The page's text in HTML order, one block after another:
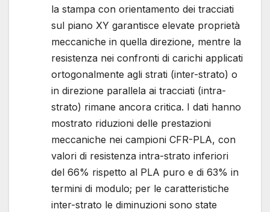
la stampa con orientamento dei tracciati
sul piano XY garantisce elevate proprietà
meccaniche in quella direzione, mentre la
resistenza nei confronti di carichi applicati
ortogonalmente agli strati (inter-strato) o
in direzione parallela ai tracciati (intra-
strato) rimane ancora critica. I dati hanno
mostrato riduzioni delle prestazioni
meccaniche nei campioni CFR-PLA, con
valori di resistenza intra-strato inferiori
del 66% rispetto al PLA puro e di 63% in
termini di modulo; per le caratteristiche
inter-strato le diminuzioni sono state